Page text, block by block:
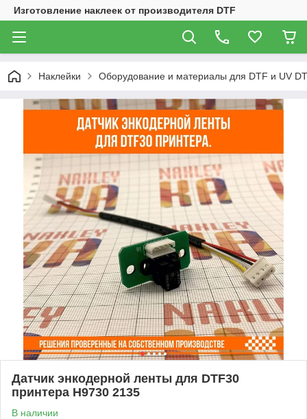
Изготовление наклеек от производителя DTF
Наклейки Оборудование и материалы для DTF и UV
Датчик энкодерной ленты для DTF30
принтера H9730 2135
В наличии